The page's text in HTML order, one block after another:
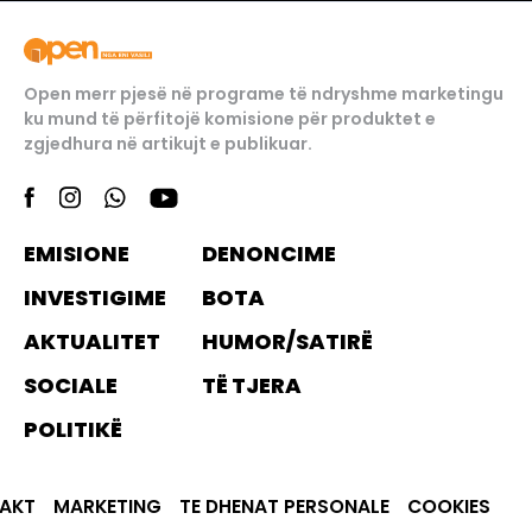
Open merr pjesë në programe të ndryshme marketingu
ku mund të përfitojë komisione për produktet e
zgjedhura në artikujt e publikuar.
EMISIONE
INVESTIGIME
AKTUALITET
SOCIALE
POLITIKË
DENONCIME
BOTA
HUMOR/SATIRË
TË TJERA
MARKETING TE DHENAT PERSONALE COOKIES